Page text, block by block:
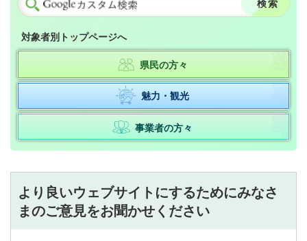
対象者別トップページへ
県民の方々
魅力・観光
事業者の方々
より良いウェブサイトにするためにみなさ
まのご意見をお聞かせください